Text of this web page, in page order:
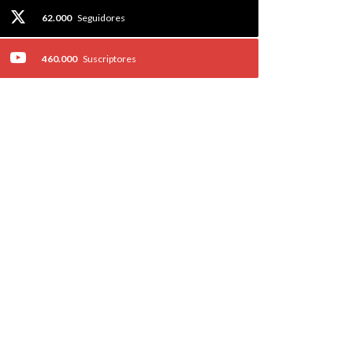
62.000 Seguidores
460.000 Suscriptores